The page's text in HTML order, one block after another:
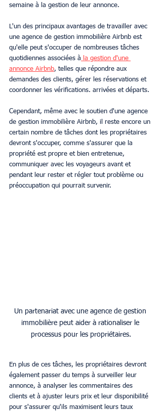
semaine à la gestion de leur annonce.
L'un des principaux avantages de travailler avec
une agence de gestion immobilière Airbnb est
qu'elle peut s'occuper de nombreuses tâches
quotidiennes associées à la gestion d'une
annonce Airbnb, telles que répondre aux
demandes des clients, gérer les réservations et
coordonner les vérifications. arrivées et départs.
Cependant, même avec le soutien d'une agence
de gestion immobilière Airbnb, il reste encore un
certain nombre de tâches dont les propriétaires
devront s'occuper, comme s'assurer que la
propriété est propre et bien entretenue,
communiquer avec les voyageurs avant et
pendant leur rester et régler tout problème ou
préoccupation qui pourrait survenir.
Un partenariat avec une agence de gestion
immobilière peut aider à rationaliser le
processus pour les propriétaires.
En plus de ces tâches, les propriétaires devront
également passer du temps à surveiller leur
annonce, à analyser les commentaires des
clients et à ajuster leurs prix et leur disponibilité
pour s'assurer qu'ils maximisent leurs taux